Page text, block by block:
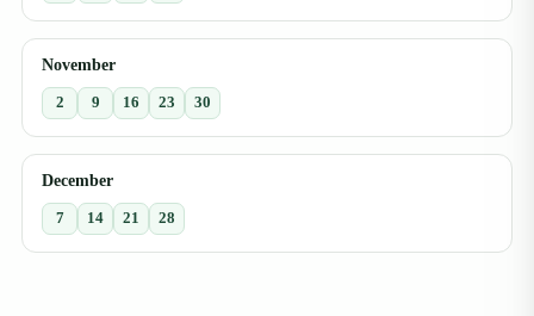
November
2 9 16 23 30
December
7 14 21 28